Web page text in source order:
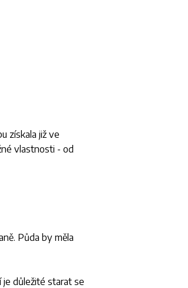
získala již ve
vlastnosti - od
Půda by měla
je důležité starat se